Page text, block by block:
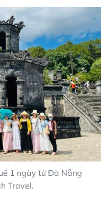
1 ngày từ Đà Nẵng
Travel.